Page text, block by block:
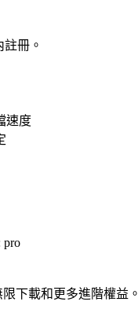
冊。
速度
下載和更多進階權益。